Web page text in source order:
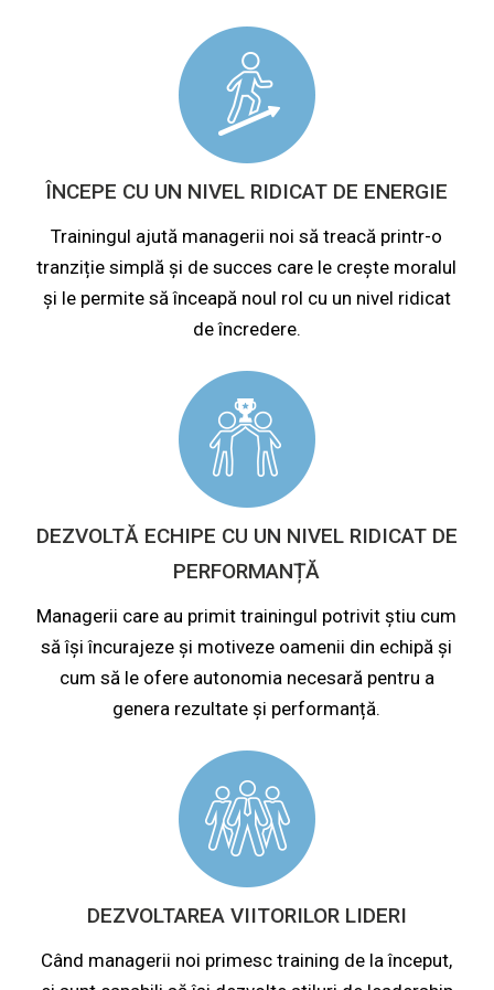
ÎNCEPE CU UN NIVEL RIDICAT DE ENERGIE
Trainingul ajută managerii noi să treacă printr-o
tranziție simplă și de succes care le crește moralul
și le permite să înceapă noul rol cu un nivel ridicat
de încredere.
DEZVOLTĂ ECHIPE CU UN NIVEL RIDICAT DE
PERFORMANȚĂ
Managerii care au primit trainingul potrivit știu cum
să își încurajeze și motiveze oamenii din echipă și
cum să le ofere autonomia necesară pentru a
genera rezultate și performanță.
DEZVOLTAREA VIITORILOR LIDERI
Când managerii noi primesc training de la început,